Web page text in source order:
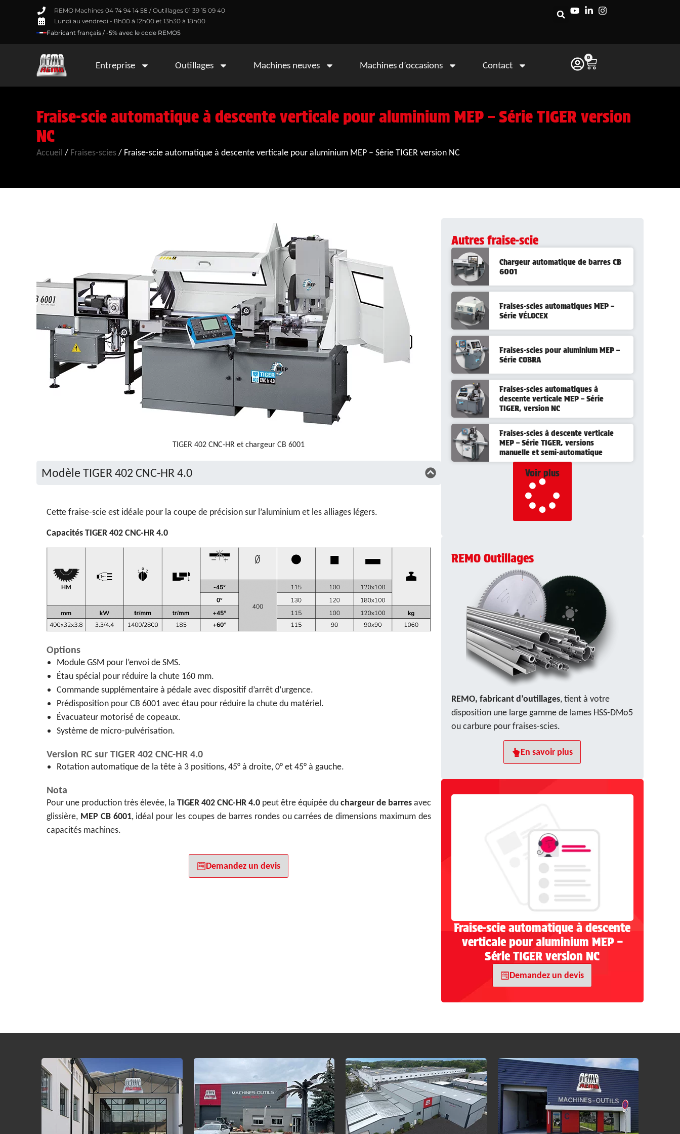
REMO Machines 04 74 94 14 58 / Outillages 01 39 15 09 40
Lundi au vendredi - 8h00 à 12h00 et 13h30 à 18h00
Fabricant français / -5% avec le code REMO5
Entreprise Outillages Machines neuves Machines d’occasions Contact
0
Fraise-scie automatique à descente verticale pour aluminium MEP – Série TIGER version
NC
Accueil / Fraises-scies/ Fraise-scie automatique à descente verticale pour aluminium MEP – Série TIGER version NC
TIGER 402 CNC-HR et chargeur CB 6001
Modèle TIGER 402 CNC-HR 4.0
Cette fraise-scie est idéale pour la coupe de précision sur l’aluminium et les alliages légers.
Capacités TIGER 402 CNC-HR 4.0
Options
Module GSM pour l’envoi de SMS.
Étau spécial pour réduire la chute 160 mm.
Commande supplémentaire à pédale avec dispositif d’arrêt d’urgence.
Prédisposition pour CB 6001 avec étau pour réduire la chute du matériel.
Évacuateur motorisé de copeaux.
Système de micro-pulvérisation.
Version RC sur TIGER 402 CNC-HR 4.0
Rotation automatique de la tête à 3 positions, 45° à droite, 0° et 45° à gauche.
Nota
Pour une production très élevée, la TIGER 402 CNC-HR 4.0 peut être équipée duchargeur de barresavec
glissière, MEP CB 6001, idéal pour les coupes de barres rondes ou carrées de dimensions maximum des
capacités machines.
Demandez un devis
Autres fraise-scie
Chargeur automatique de barres CB
6001
Fraises-scies automatiques MEP –
Série VÉLOCEX
Fraises-scies pour aluminium MEP –
Série COBRA
Fraises-scies automatiques à
descente verticale MEP – Série
TIGER, version NC
Fraises-scies à descente verticale
MEP – Série TIGER, versions
manuelle et semi-automatique
Voir plus
REMO Outillages
REMO, fabricant d’outillages, tient à votre
disposition une large gamme de lames HSS-DMo5
ou carbure pour fraises-scies.
En savoir plus
Fraise-scie automatique à descente
verticale pour aluminium MEP –
Série TIGER version NC
Demandez un devis